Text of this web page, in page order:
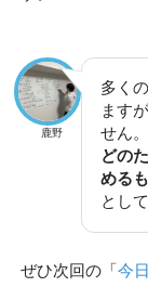
鹿野
多く
ます
せん
どの
める
とし
ぜひ次回の「今